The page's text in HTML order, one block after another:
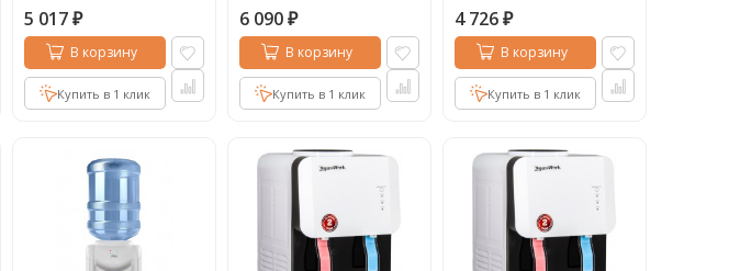
5 017 ₽
В корзину
Купить в 1 клик
6 090 ₽
В корзину
Купить в 1 клик
4 726 ₽
В корзину
Купить в 1 клик